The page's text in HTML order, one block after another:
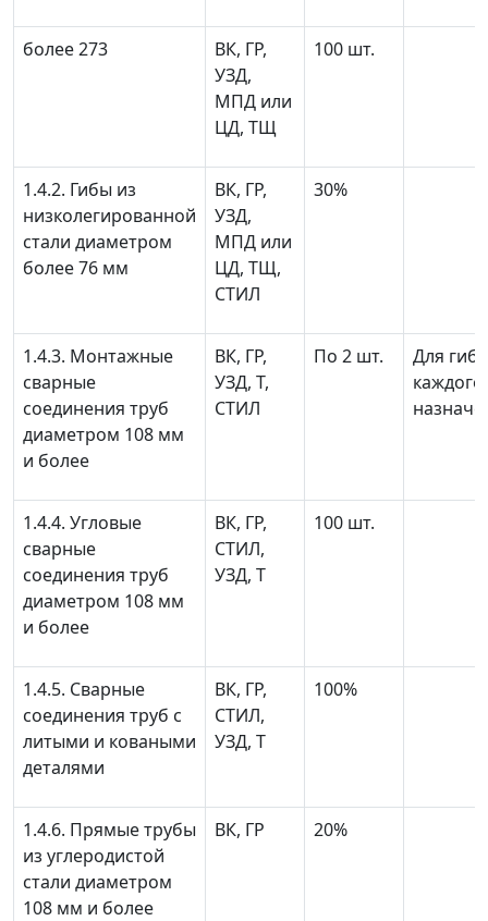
более 273
ВК, ГР,
УЗД,
МПД или
ЦД, ТЩ
100 шт.
1.4.2. Гибы из
низколегированной
стали диаметром
более 76 мм
ВК, ГР,
УЗД,
МПД или
ЦД, ТЩ,
СТИЛ
30%
1.4.3. Монтажные
сварные
соединения труб
диаметром 108 мм
и более
ВК, ГР,
УЗД, Т,
СТИЛ
По 2 шт.
Для
каждого
1.4.4. Угловые
сварные
соединения труб
диаметром 108 мм
и более
ВК, ГР,
СТИЛ,
УЗД, Т
100 шт.
1.4.5. Сварные
соединения труб с
литыми и коваными
деталями
ВК, ГР,
СТИЛ,
УЗД, Т
100%
1.4.6. Прямые трубы
из углеродистой
стали диаметром
108 мм и более
ВК, ГР 20%